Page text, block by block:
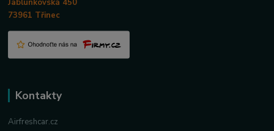
Jablunkovská 450
73961 Třinec
Kontakty
Airfreshcar.cz